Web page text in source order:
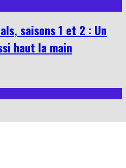
saisons 1 et 2 : Un
haut la main